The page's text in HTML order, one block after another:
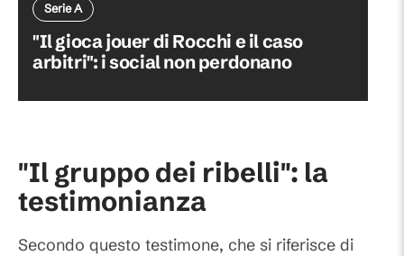
Serie A
"Il gioca jouer di Rocchi e il caso
arbitri": i social non perdonano
"Il gruppo dei ribelli": la
testimonianza
Secondo questo testimone, che si riferisce di